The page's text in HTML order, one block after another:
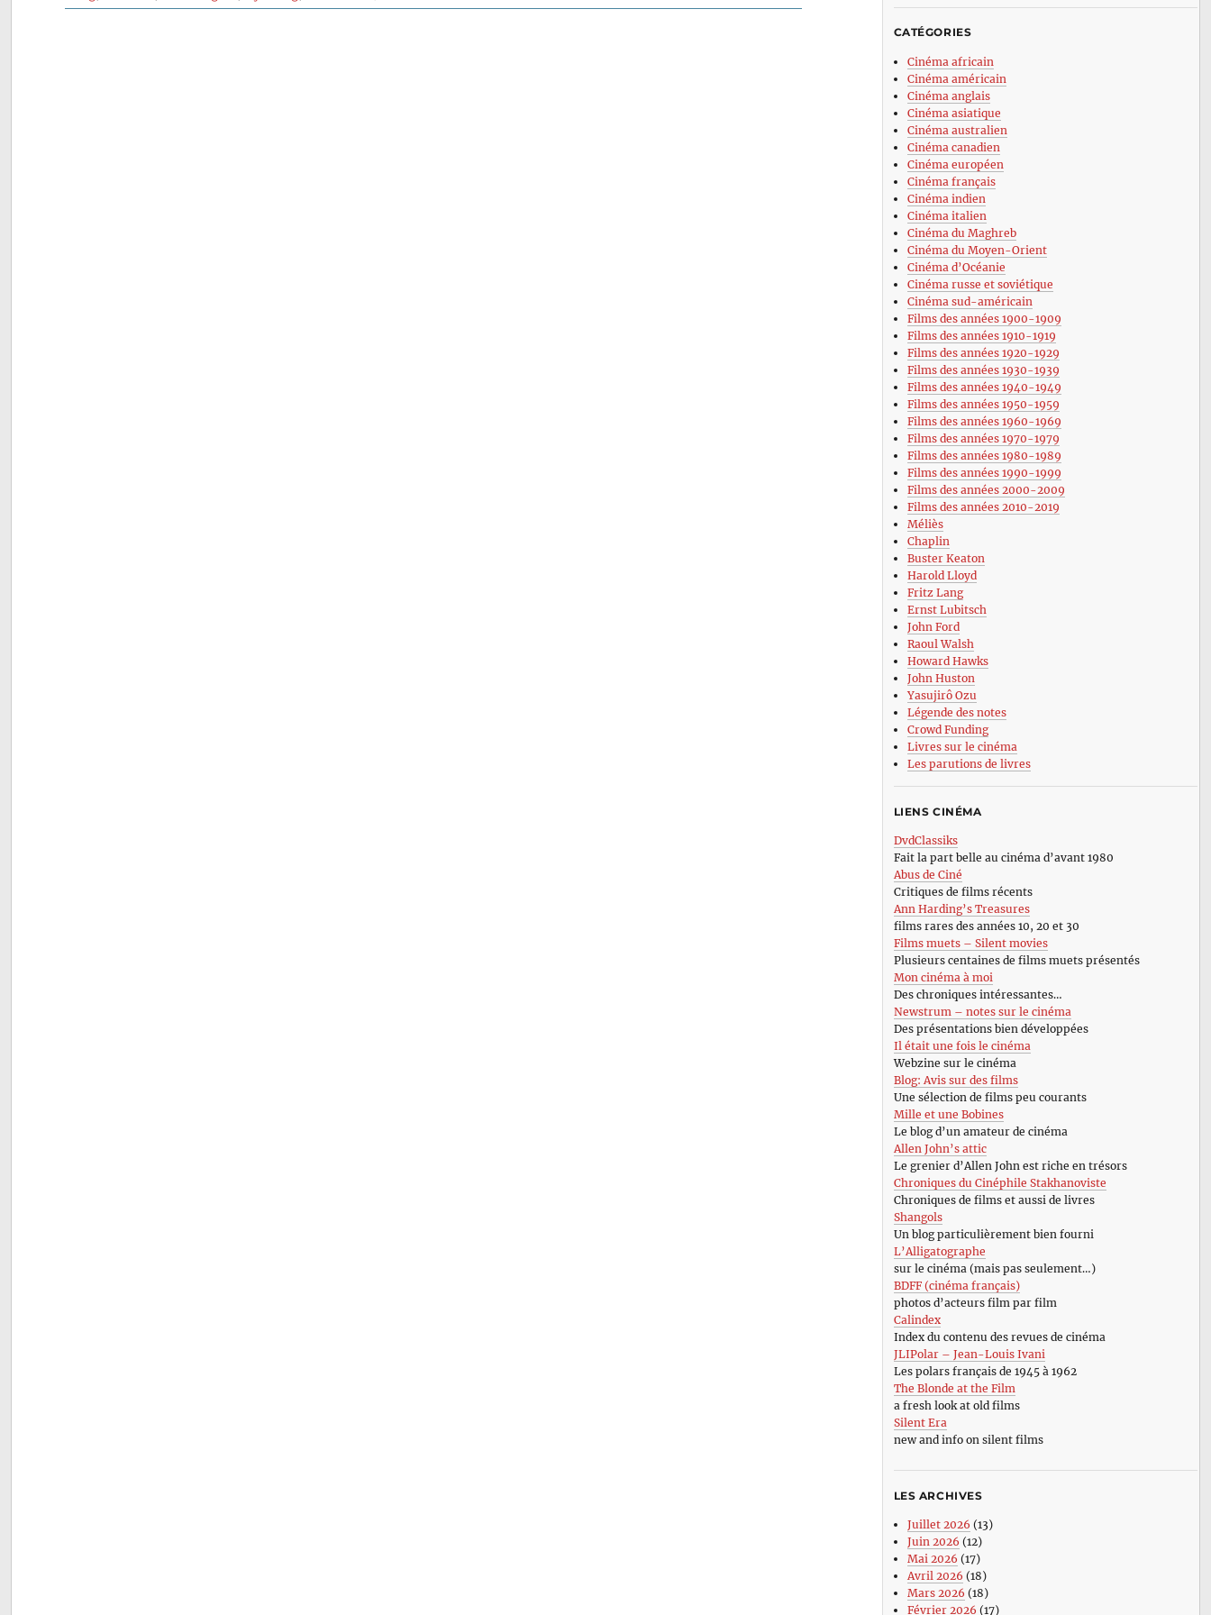
Black
CATÉGORIES
Cinéma africain
Cinéma américain
Cinéma anglais
Cinéma asiatique
Cinéma australien
Cinéma canadien
Cinéma européen
Cinéma français
Cinéma indien
Cinéma italien
Cinéma du Maghreb
Cinéma du Moyen-Orient
Cinéma d’Océanie
Cinéma russe et soviétique
Cinéma sud-américain
Films des années 1900-1909
Films des années 1910-1919
Films des années 1920-1929
Films des années 1930-1939
Films des années 1940-1949
Films des années 1950-1959
Films des années 1960-1969
Films des années 1970-1979
Films des années 1980-1989
Films des années 1990-1999
Films des années 2000-2009
Films des années 2010-2019
Méliès
Chaplin
Buster Keaton
Harold Lloyd
Fritz Lang
Ernst Lubitsch
John Ford
Raoul Walsh
Howard Hawks
John Huston
Yasujirô Ozu
Légende des notes
Crowd Funding
Livres sur le cinéma
Les parutions de livres
LIENS CINÉMA
DvdClassiks
Fait la part belle au cinéma d’avant 1980
Abus de Ciné
Critiques de films récents
Ann Harding’s Treasures
films rares des années 10, 20 et 30
Films muets – Silent movies
Plusieurs centaines de films muets présentés
Mon cinéma à moi
Des chroniques intéressantes…
Newstrum – notes sur le cinéma
Des présentations bien développées
Il était une fois le cinéma
Webzine sur le cinéma
Blog: Avis sur des films
Une sélection de films peu courants
Mille et une Bobines
Le blog d’un amateur de cinéma
Allen John’s attic
Le grenier d’Allen John est riche en trésors
Chroniques du Cinéphile Stakhanoviste
Chroniques de films et aussi de livres
Shangols
Un blog particulièrement bien fourni
L’Alligatographe
sur le cinéma (mais pas seulement…)
BDFF (cinéma français)
photos d’acteurs film par film
Calindex
Index du contenu des revues de cinéma
JLIPolar – Jean-Louis Ivani
Les polars français de 1945 à 1962
The Blonde at the Film
a fresh look at old films
Silent Era
new and info on silent films
LES ARCHIVES
Juillet 2026 (13)
Juin 2026 (12)
Mai 2026 (17)
Avril 2026 (18)
Mars 2026 (18)
Février 2026 (17)